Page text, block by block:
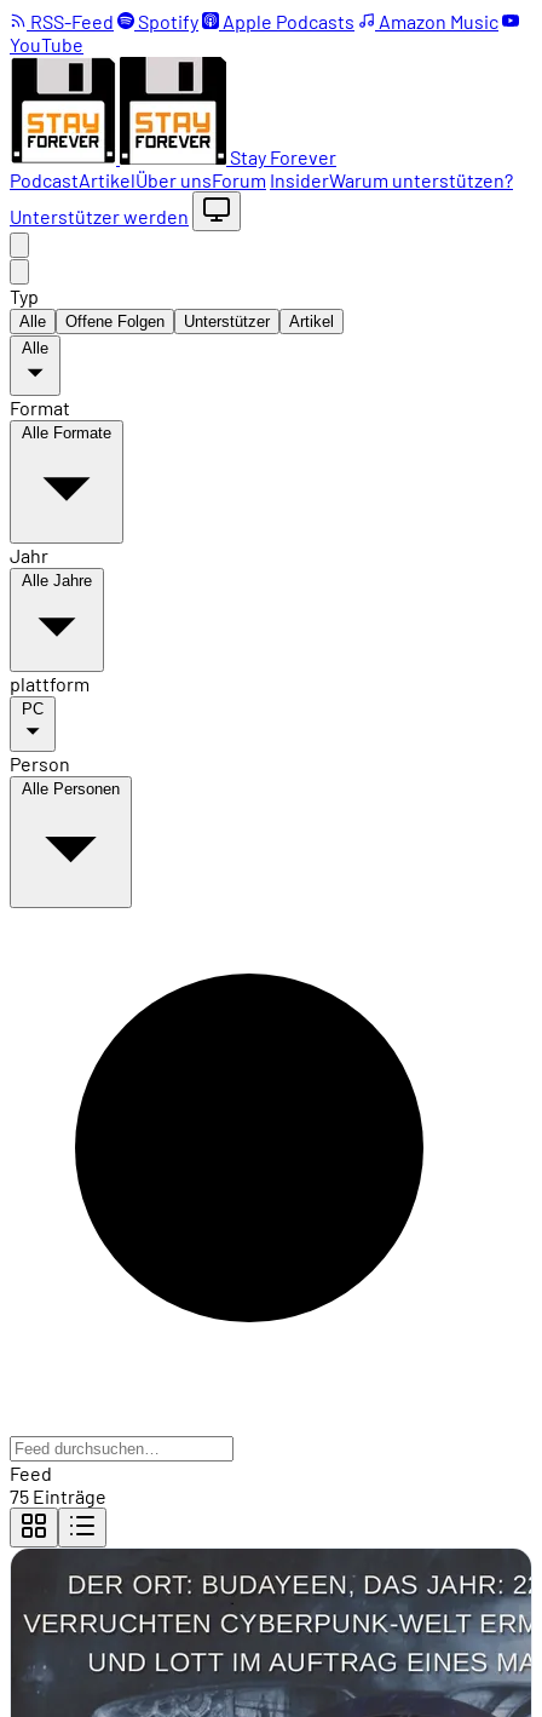
RSS-Feed Spotify Apple Podcasts
Amazon Music
YouTube
Stay Forever
PodcastArtikelÜber unsForum InsiderWarum unterstützen?
Unterstützer werden
Typ
Alle Offene Folgen Unterstützer
Artikel
Alle
Format
Alle Formate
Jahr
Alle Jahre
plattform
PC
Person
Alle Personen
Feed
75 Einträge